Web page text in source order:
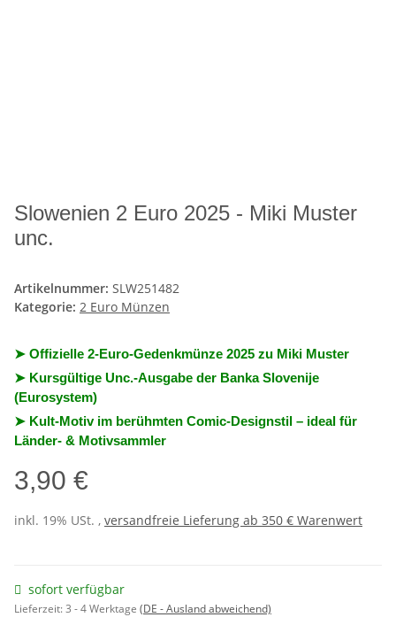
Slowenien 2 Euro 2025 - Miki Muster
unc.
Artikelnummer: SLW251482
Kategorie: 2 Euro Münzen
➤ Offizielle 2-Euro-Gedenkmünze 2025 zu Miki Muster
➤ Kursgültige Unc.-Ausgabe der Banka Slovenije
(Eurosystem)
➤ Kult-Motiv im berühmten Comic-Designstil – ideal für
Länder- & Motivsammler
3,90 €
inkl. 19% USt. , versandfreie Lieferung ab 350 € Warenwert
sofort verfügbar
Lieferzeit:3 - 4 Werktage (DE - Ausland abweichend)